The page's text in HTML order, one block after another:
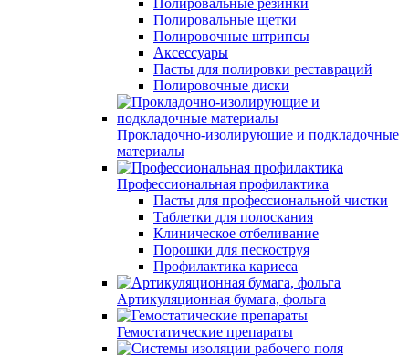
Полировальные резинки
Полировальные щетки
Полировочные штрипсы
Аксессуары
Пасты для полировки реставраций
Полировочные диски
Прокладочно-изолирующие и подкладочные
материалы
Профессиональная профилактика
Пасты для профессиональной чистки
Таблетки для полоскания
Клиническое отбеливание
Порошки для пескоструя
Профилактика кариеса
Артикуляционная бумага, фольга
Гемостатические препараты